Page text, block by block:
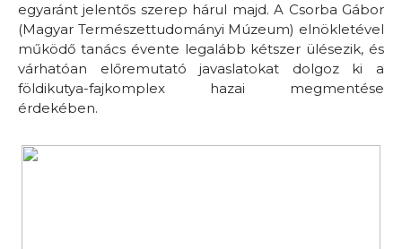
egyaránt jelentős szerep hárul majd. A Csorba Gábor
(Magyar Természettudományi Múzeum) elnökletével
működő tanács évente legalább kétszer ülésezik, és
várhatóan előremutató javaslatokat dolgoz ki a
földikutya-fajkomplex hazai megmentése
érdekében.